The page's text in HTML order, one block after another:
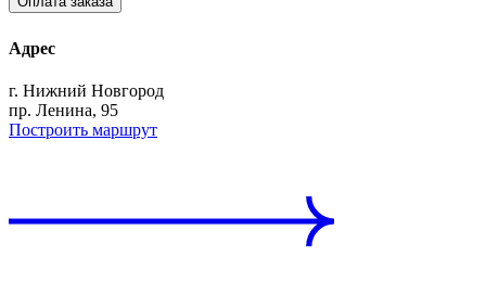
Адрес
г. Нижний Новгород
пр. Ленина, 95
Построить маршрут